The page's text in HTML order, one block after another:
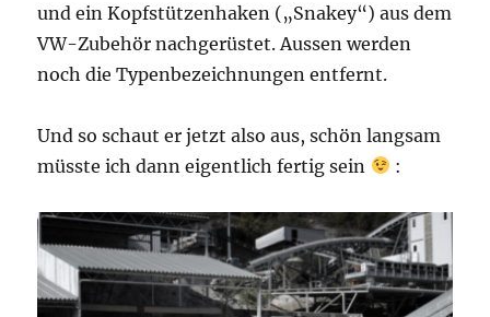
und ein Kopfstützenhaken („Snakey“) aus dem
VW-Zubehör nachgerüstet. Aussen werden
noch die Typenbezeichnungen entfernt.
Und so schaut er jetzt also aus, schön langsam
müsste ich dann eigentlich fertig sein
: